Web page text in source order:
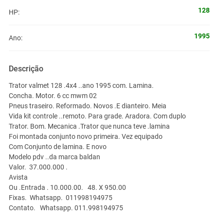
HP: 128
Ano: 1995
Descrição
Trator valmet 128 .4x4 ..ano 1995 com. Lamina.
Concha. Motor. 6 cc mwm 02
Pneus traseiro. Reformado. Novos .E dianteiro. Meia
Vida kit controle ..remoto. Para grade. Aradora. Com duplo
Trator. Bom. Mecanica .Trator que nunca teve .lamina
Foi montada conjunto novo primeira. Vez equipado
Com Conjunto de lamina. E novo
Modelo pdv ..da marca baldan
Valor. 37.000.000 .
Avista
Ou .Entrada . 10.000.00. 48. X 950.00
Fixas. Whatsapp. 011998194975
Contato. Whatsapp. 011.998194975